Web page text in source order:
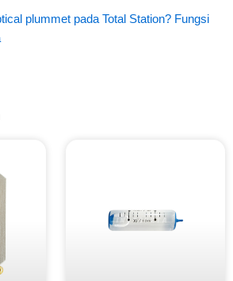
plummet pada Total Station? Fungsi